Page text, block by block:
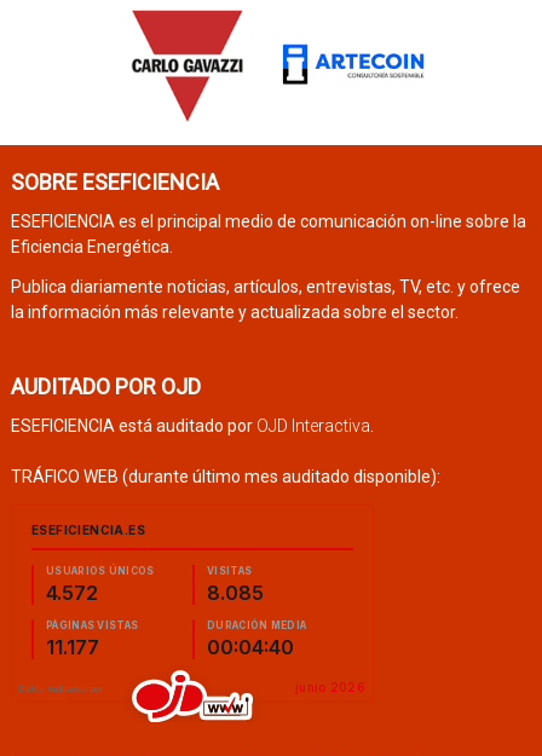
SOBRE ESEFICIENCIA
ESEFICIENCIA es el principal medio de comunicación on-line sobre la
Eficiencia Energética.
Publica diariamente noticias, artículos, entrevistas, TV, etc. y ofrece
la información más relevante y actualizada sobre el sector.
AUDITADO POR OJD
ESEFICIENCIA está auditado por OJD Interactiva
TRÁFICO WEB (durante último mes auditado disponible):